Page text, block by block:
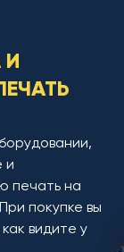
И
и
печать на
покупке вы
видите у